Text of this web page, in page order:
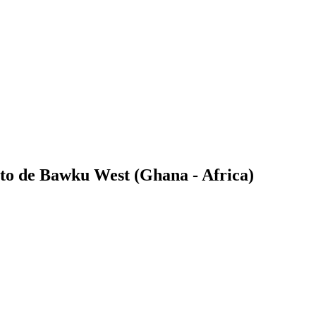
de Bawku West (Ghana - Africa)